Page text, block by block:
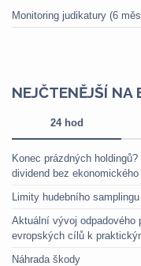
Monitoring judikatury (6
NEJČTENĚJŠÍ NA
24 hod
Konec prázdných
dividend bez ekonomického
Limity hudebního
Aktuální vývoj odpadového
evropských cílů k
Náhrada škody